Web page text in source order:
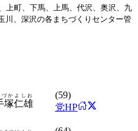
上町、下馬、上馬、代沢、奥沢、九
川、深沢の各まちづくりセンター管
塚
づか
仁雄
よしお (59)
党HP